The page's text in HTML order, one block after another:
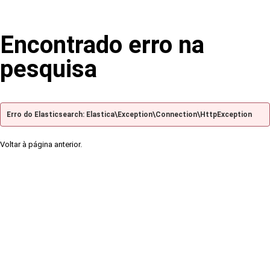
Encontrado erro na
pesquisa
Erro do Elasticsearch: Elastica\Exception\Connection\HttpException
Voltar à página anterior.